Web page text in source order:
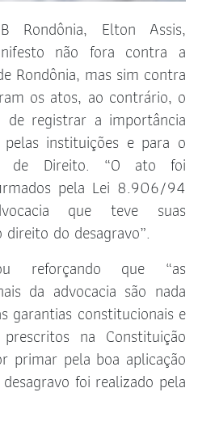
Rondônia, Elton Assis,
não fora contra a
Rondônia, mas sim contra
os atos, ao contrário, o
de registrar a importância
instituições e para o
de Direito. “O ato foi
pela Lei 8.906/94
que teve suas
do desagravo”.
reforçando que “as
da advocacia são nada
garantias constitucionais e
na Constituição
primar pela boa aplicação
foi realizado pela